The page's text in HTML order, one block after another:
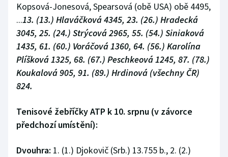
Kopsová-Jonesová, Spearsová (obě USA) obě 4495,
...13. (13.) Hlaváčková 4345, 23. (26.) Hradecká
3045, 25. (24.) Strýcová 2965, 55. (54.) Siniaková
1435, 61. (60.) Voráčová 1360, 64. (56.) Karolína
Plíšková 1325, 68. (67.) Peschkeová 1245, 87. (78.)
Koukalová 905, 91. (89.) Hrdinová (všechny ČR)
824.
Tenisové žebříčky ATP k 10. srpnu (v závorce
předchozí umístění):
Dvouhra: 1. (1.) Djokovič (Srb.) 13.755 b., 2. (2.)